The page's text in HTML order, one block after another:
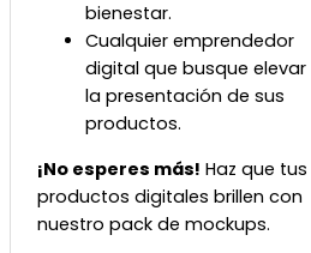
bienestar.
Cualquier emprendedor
digital que busque elevar
la presentación de sus
productos.
¡No esperes más! Haz que tus
productos digitales brillen con
nuestro pack de mockups.